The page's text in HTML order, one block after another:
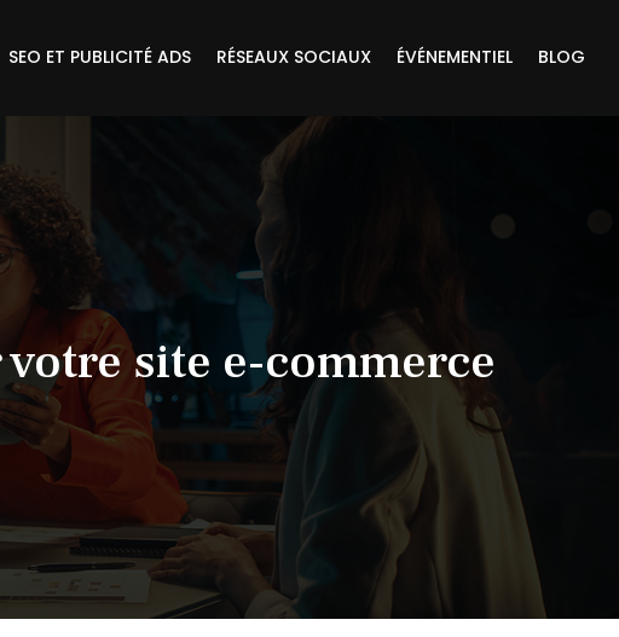
SEO ET PUBLICITÉ ADS RÉSEAUX SOCIAUX ÉVÉNEMENTIEL BLOG
site e-commerce